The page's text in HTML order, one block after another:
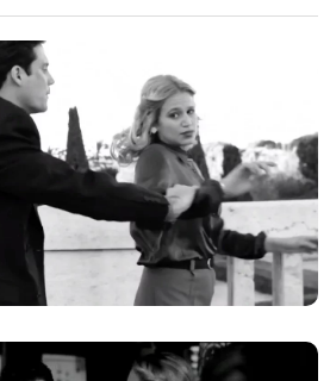
i Televisió
Festivals
Teatre
Internet
Opinió